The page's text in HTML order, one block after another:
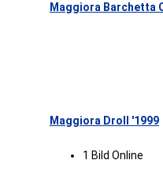
Maggiora Barchetta
Maggiora Droll '1999
1 Bild Online